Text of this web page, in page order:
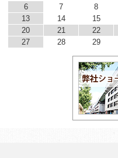
6
7 8
13
14 15
20
21 22
27
28 29